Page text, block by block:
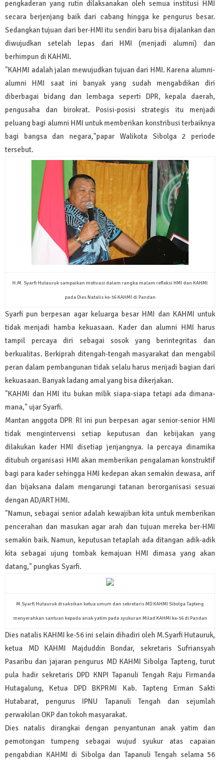
pengkaderan yang rutin dilaksanakan oleh semua institusi HMI
secara berjenjang baik dari cabang hingga ke pengurus besar.
Sedangkan tujuan dari ber-HMI itu sendiri baru bisa dijalankan dan
diwujudkan setelah lepas dari HMI (menjadi alumni) dan
berhimpun di KAHMI.
"KAHMI adalah jalan mewujudkan tujuan dari HMI. Karena alumni-
alumni HMI saat ini banyak yang sudah mengabdikan diri
diberbagai bidang dan lembaga seperti DPR, kepala daerah,
pengusaha dan birokrat. Posisi-posisi strategis itu menjadi
peluang bagi alumni HMI untuk memberikan konstribusi terbaiknya
bagi bangsa dan negara,"papar Walikota Sibolga 2 periode
tersebut.
H.M. Syarfi Hutauruk sampaikan motivasi dalam rangka malam refleksi HMI dan KAHMI
pada Dies Natalis ke-56 KAHMI di Pandan
Syarfi pun berpesan agar keluarga besar HMI dan KAHMI untuk
tidak menjadi hamba kekuasaan. Kader dan alumni HMI harus
tampil percaya diri sebagai sosok yang berintegritas dan
berkualitas. Berkiprah ditengah-tengah masyarakat dan mengabil
peran dalam pembangunan tidak selalu harus menjadi bagian dari
kekuasaan. Banyak ladang amal yang bisa dikerjakan.
"KAHMI dan HMI itu bukan milik siapa-siapa tetapi ada dimana-
mana," ujar Syarfi.
Mantan anggota DPR RI ini pun berpesan agar senior-senior HMI
tidak mengintervensi setiap keputusan dan kebijakan yang
dilakukan kader HMI disetiap jenjangnya. Ia percaya dinamika
ditubuh organisasi HMI akan memberikan pengalaman konstruktif
bagi para kader sehingga HMI kedepan akan semakin dewasa, arif
dan bijaksana dalam mengarungi tatanan berorganisasi sesuai
dengan AD/ART HMI.
"Namun, sebagai senior adalah kewajiban kita untuk memberikan
pencerahan dan masukan agar arah dan tujuan mereka ber-HMI
semakin baik. Namun, keputusan tetaplah ada ditangan adik-adik
kita sebagai ujung tombak kemajuan HMI dimasa yang akan
datang," pungkas Syarfi.
M.Syarfi Hutauruk disaksikan ketua umum dan sekretaris MD KAHMI Sibolga Tapteng
menyerahkan santuan kepada anak yatim pada syukuran Milad KAHMI ke-56 di Pandan
Dies natalis KAHMI ke-56 ini selain dihadiri oleh M.Syarfi Hutauruk,
ketua MD KAHMI Majduddin Bondar, sekretaris Sufriansyah
Pasaribu dan jajaran pengurus MD KAHMI Sibolga Tapteng, turut
pula hadir sekretaris DPD KNPI Tapanuli Tengah Raju Firmanda
Hutagalung, Ketua DPD BKPRMI Kab. Tapteng Erman Sakti
Hutabarat, pengurus IPNU Tapanuli Tengah dan sejumlah
perwakilan OKP dan tokoh masyarakat.
Dies natalis dirangkai dengan penyantunan anak yatim dan
pemotongan tumpeng sebagai wujud syukur atas capaian
pengabdian KAHMI di Sibolga dan Tapanuli Tengah selama 56